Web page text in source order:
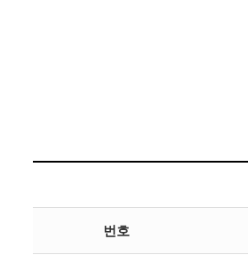
번호